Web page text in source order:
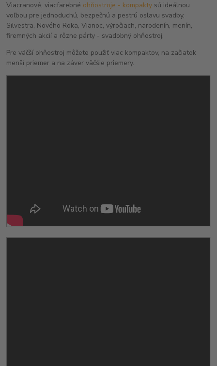
Viacranové, viacfarebné ohňostroje - kompakty sú ideálnou
voľbou pre jednoduchú, bezpečnú a pestrú oslavu svadby,
Silvestra, Nového Roka, Vianoc, výročiach, narodenín, menín,
firemných akcií a rôzne párty - svadobný ohňostroj.
Pre väčší ohňostroj môžete použiť viac kompaktov, na začiatok
menší priemer a na záver väčšie priemery.